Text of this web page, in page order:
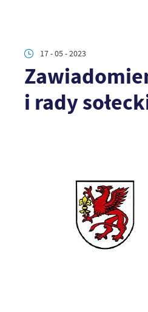
17 - 05 - 2023
i rady